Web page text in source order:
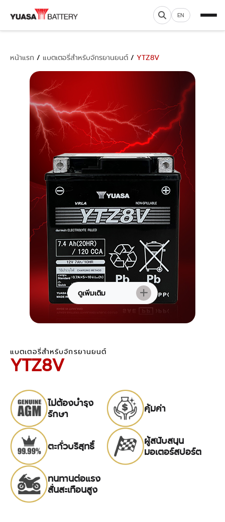
EN
หน้าแรก / แบตเตอรี่สำหรับจักรยานยนต์ / YTZ8V
ดูเพิ่มเติม
แบตเตอรี่สำหรับจักรยานยนต์
YTZ8V
ไม่ต้องบำรุง
รักษา
คุ้มค่า
ตะกั่วบริสุทธิ์
ผู้สนับสนุน
มอเตอร์สปอร์ต
ทนทานต่อแรง
สั่นสะเทือนสูง